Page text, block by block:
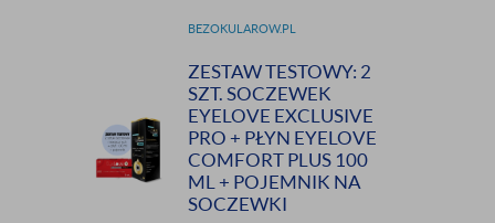
BEZOKULAROW.PL
ZESTAW TESTOWY: 2
SZT. SOCZEWEK
EYELOVE EXCLUSIVE
PRO + PŁYN EYELOVE
COMFORT PLUS 100
ML + POJEMNIK NA
SOCZEWKI